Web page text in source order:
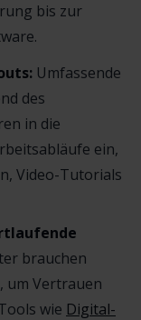
bis zur
Umfassende
des
in die
ein,
Video-Tutorials
brauchen
um Vertrauen
wie Digital-